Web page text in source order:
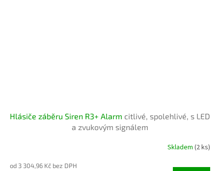
Hlásiče záběru Siren R3+ Alarm citlivé, spolehlivé, s LED
a zvukovým signálem
Skladem (2 ks)
od 3 304,96 Kč bez DPH